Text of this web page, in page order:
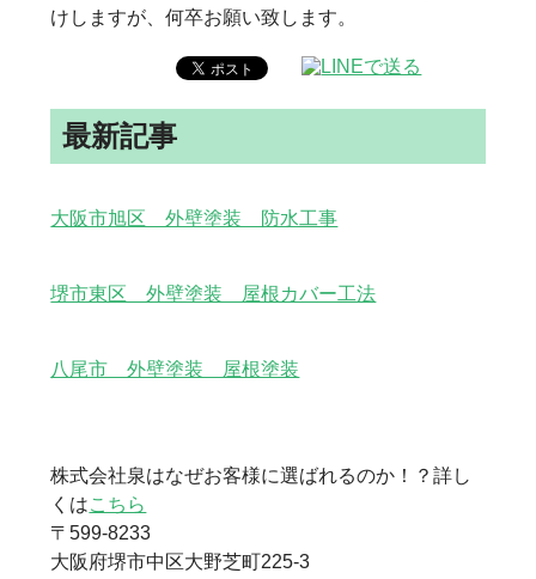
けしますが、何卒お願い致します。
最新記事
大阪市旭区 外壁塗装 防水工事
堺市東区 外壁塗装 屋根カバー工法
八尾市 外壁塗装 屋根塗装
株式会社泉はなぜお客様に選ばれるのか！？詳し
くはこちら
〒599-8233
大阪府堺市中区大野芝町225-3